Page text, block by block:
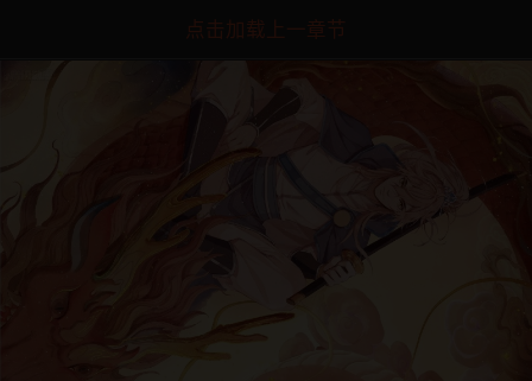
点击加载上一章节